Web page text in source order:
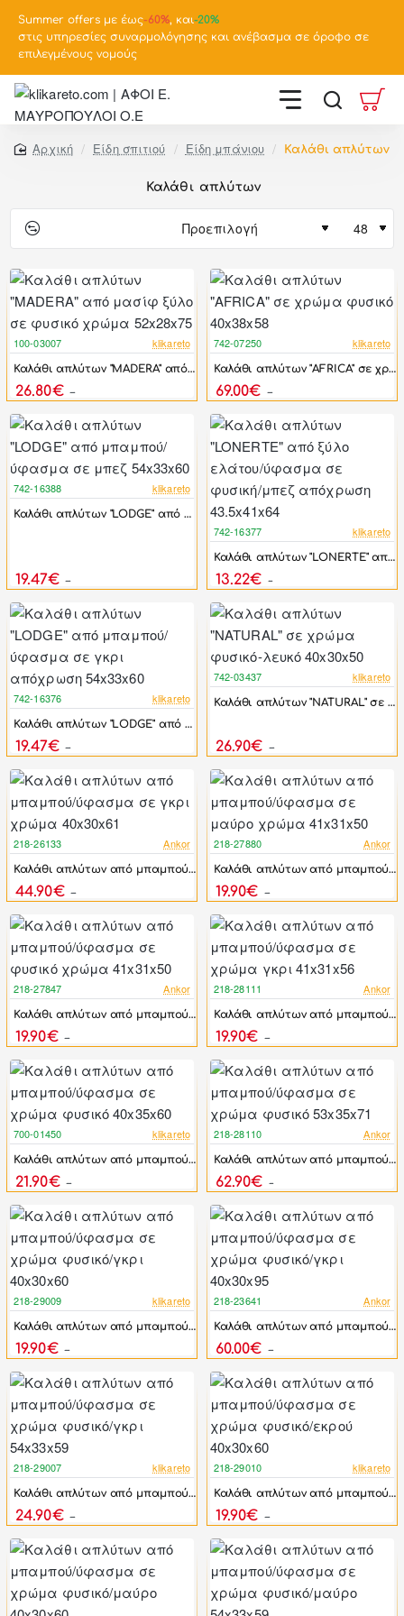
Summer offers με έως-60%, και-20%
στις υπηρεσίες συναρμολόγησης και ανέβασμα σε όροφο σε
επιλεγμένους νομούς
home
Είδη σπιτιού Είδη μπάνιου Καλάθι απλύτων
Καλάθι απλύτων
-38%
100-03007 klikareto
Καλάθι απλύτων "MADERA" από μασίφ ξύλο σε φυσικό χρώμα 52x28x75
26.80€
-17%
742-07250 klikareto
Καλάθι απλύτων "AFRICA" σε χρώμα φυσικό 40x38x58
69.00€
-17%
742-16388 klikareto
Καλάθι απλύτων "LODGE" από μπαμπού/ύφασμα σε μπεζ 54x33x60
19.47€
-17%
742-16377 klikareto
Καλάθι απλύτων "LONERTE" από ξύλο ελάτου/ύφασμα σε φυσική/μπεζ απόχρωση 43.5x41x64
13.22€
-17%
742-16376 klikareto
Καλάθι απλύτων "LΟDGE" από μπαμπού/ύφασμα σε γκρι απόχρωση 54x33x60
19.47€
-17%
742-03437 klikareto
Καλάθι απλύτων "NATURAL" σε χρώμα φυσικό-λευκό 40x30x50
26.90€
-17%
218-26133 Ankor
Καλάθι απλύτων από μπαμπού/ύφασμα σε γκρι χρώμα 40x30x61
44.90€
-39%
218-27880 Ankor
Καλάθι απλύτων από μπαμπού/ύφασμα σε μαύρο χρώμα 41x31x50
19.90€
-39%
218-27847 Ankor
Καλάθι απλύτων από μπαμπού/ύφασμα σε φυσικό χρώμα 41x31x50
19.90€
-26%
218-28111 Ankor
Καλάθι απλύτων από μπαμπού/ύφασμα σε χρώμα γκρι 41x31x56
19.90€
-54%
700-01450 klikareto
Καλάθι απλύτων από μπαμπού/ύφασμα σε χρώμα φυσικό 40x35x60
21.90€
-32%
218-28110 Ankor
Καλάθι απλύτων από μπαμπού/ύφασμα σε χρώμα φυσικό 53x35x71
62.90€
-30%
218-29009 klikareto
Καλάθι απλύτων από μπαμπού/ύφασμα σε χρώμα φυσικό/γκρι 40x30x60
19.90€
-37%
218-23641 Ankor
Καλάθι απλύτων από μπαμπού/ύφασμα σε χρώμα φυσικό/γκρι 40x30x95
60.00€
-25%
218-29007 klikareto
Καλάθι απλύτων από μπαμπού/ύφασμα σε χρώμα φυσικό/γκρι 54x33x59
24.90€
-30%
218-29010 klikareto
Καλάθι απλύτων από μπαμπού/ύφασμα σε χρώμα φυσικό/εκρού 40x30x60
19.90€